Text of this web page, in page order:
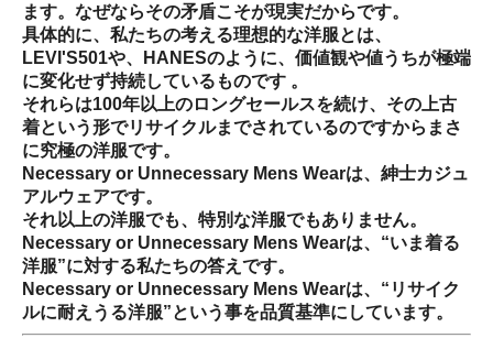
ます。なぜならその矛盾こそが現実だからです。
具体的に、私たちの考える理想的な洋服とは、
LEVI'S501や、HANESのように、価値観や値うちが極端
に変化せず持続しているものです 。
それらは100年以上のロングセールスを続け、その上古
着という形でリサイクルまでされているのですからまさ
に究極の洋服です。
Necessary or Unnecessary Mens Wearは、紳士カジュ
アルウェアです。
それ以上の洋服でも、特別な洋服でもありません。
Necessary or Unnecessary Mens Wearは、“いま着る
洋服”に対する私たちの答えです。
Necessary or Unnecessary Mens Wearは、“リサイク
ルに耐えうる洋服”という事を品質基準にしています。